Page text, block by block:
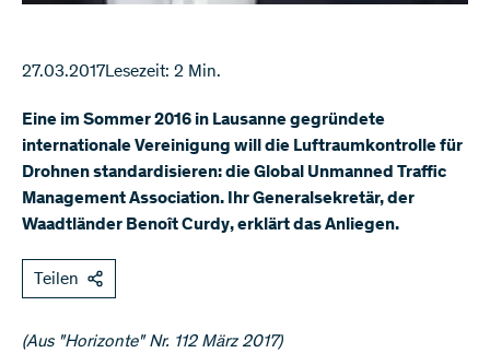
27.03.2017Lesezeit: 2 Min.
Eine im Sommer 2016 in Lausanne gegründete
internationale Vereinigung will die Luftraumkontrolle für
Drohnen standardisieren: die Global Unmanned Traffic
Management Association. Ihr Generalsekretär, der
Waadtländer Benoît Curdy, erklärt das Anliegen.
Teilen
(Aus "Horizonte" Nr. 112 März 2017)